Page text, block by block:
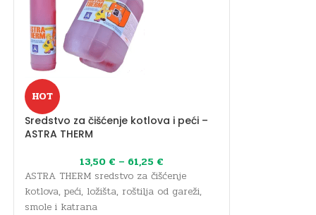
HOT
Sredstvo za čišćenje kotlova i peći –
ASTRA THERM
13,50 € – 61,25 €
ASTRA THERM sredstvo za čišćenje
kotlova, peći, ložišta, roštilja od gareži,
smole i katrana